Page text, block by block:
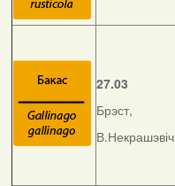
27.03
Брэст,
В.Некрашэвіч